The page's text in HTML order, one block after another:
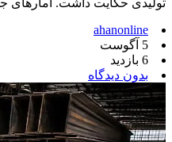
ahanonline
5 آگوست
6 بازدید
بدون دیدگاه